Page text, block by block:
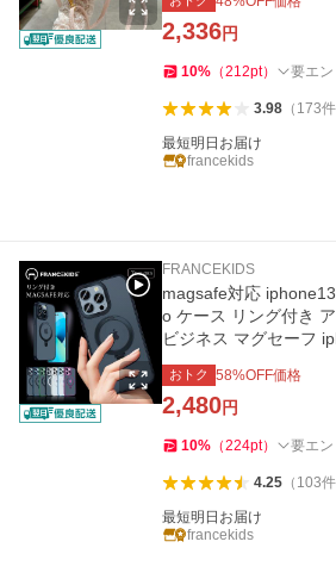
2,336円
10% （212pt） 要エ
3.98（ 173件
最短明日お届け
francekids
FRANCEKIDS
magsafe対応
o ケース リング付き
ビジネス マグセーフ
e12ケース レンズ保護
おトク 58%OFF価格
2,480円
10% （224pt） 要エ
4.25（ 103件
最短明日お届け
francekids